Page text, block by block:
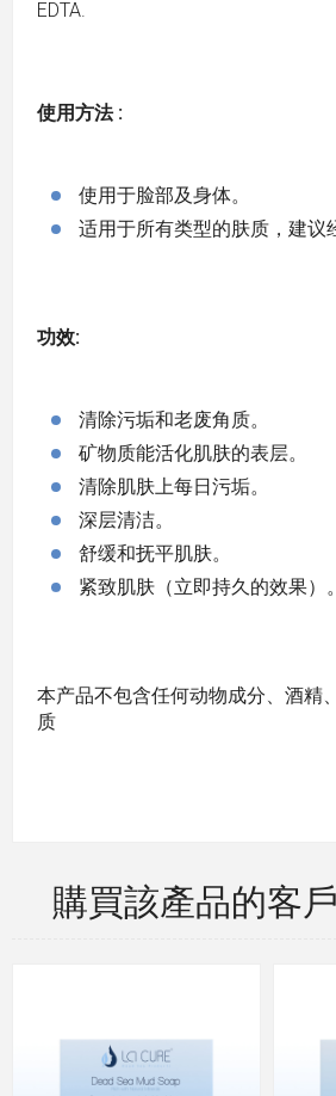
EDTA.
使用方法 :
使用于脸部及身体。
适用于所有类型的肤质，建议
功效:
清除污垢和老废角质。
矿物质能活化肌肤的表层。
清除肌肤上每日污垢。
深层清洁。
舒缓和抚平肌肤。
紧致肌肤（立即持久的效果）。
本产品不包含任何动物成分、酒精
质
購買該產品的客